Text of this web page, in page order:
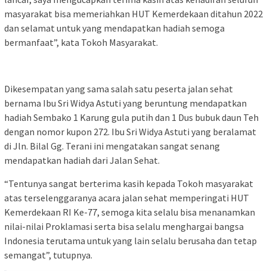
masyarakat bisa memeriahkan HUT Kemerdekaan ditahun 2022
dan selamat untuk yang mendapatkan hadiah semoga
bermanfaat”, kata Tokoh Masyarakat.
Dikesempatan yang sama salah satu peserta jalan sehat
bernama Ibu Sri Widya Astuti yang beruntung mendapatkan
hadiah Sembako 1 Karung gula putih dan 1 Dus bubuk daun Teh
dengan nomor kupon 272. Ibu Sri Widya Astuti yang beralamat
di Jln. Bilal Gg. Terani ini mengatakan sangat senang
mendapatkan hadiah dari Jalan Sehat.
“Tentunya sangat berterima kasih kepada Tokoh masyarakat
atas terselenggaranya acara jalan sehat memperingati HUT
Kemerdekaan RI Ke-77, semoga kita selalu bisa menanamkan
nilai-nilai Proklamasi serta bisa selalu menghargai bangsa
Indonesia terutama untuk yang lain selalu berusaha dan tetap
semangat”, tutupnya.